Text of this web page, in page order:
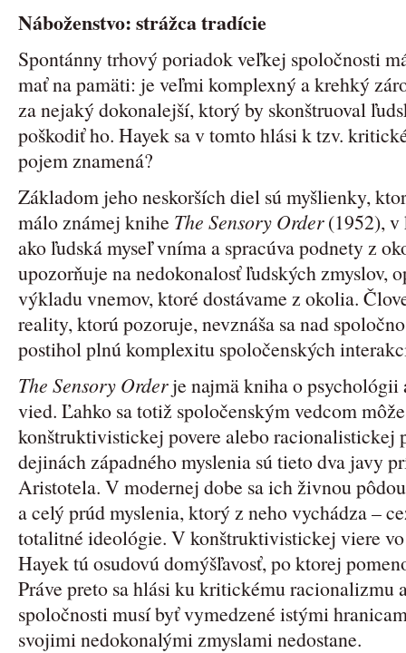
Náboženstvo: strážca tradície
Spontánny trhový poriadok veľkej spoločnosti
mať na pamäti: je veľmi komplexný a krehký
za nejaký dokonalejší, ktorý by skonštruoval
poškodiť ho. Hayek sa v tomto hlási k tzv.
pojem znamená?
Základom jeho neskorších diel sú myšlienky,
málo známej knihe The Sensory Order(1952), v
ako ľudská myseľ vníma a spracúva podnety z
upozorňuje na nedokonalosť ľudských zmyslov,
výkladu vnemov, ktoré dostávame z okolia.
reality, ktorú pozoruje, nevznáša sa nad
postihol plnú komplexitu spoločenských
The Sensory Orderje najmä kniha o psychológii
vied. Ľahko sa totiž spoločenským vedcom
konštruktivistickej povere alebo racionalistickej
dejinách západného myslenia sú tieto dva javy
Aristotela. V modernej dobe sa ich živnou
a celý prúd myslenia, ktorý z neho vychádza –
totalitné ideológie. V konštruktivistickej viere
Hayek tú osudovú domýšľavosť, po ktorej
Práve preto sa hlási ku kritickému racionalizmu
spoločnosti musí byť vymedzené istými
svojimi nedokonalými zmyslami nedostane.